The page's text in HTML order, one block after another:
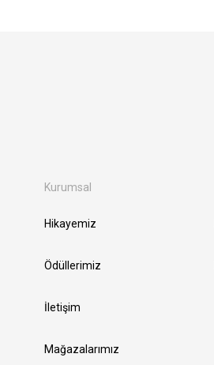
Kurumsal
Hikayemiz
Ödüllerimiz
İletişim
Mağazalarımız